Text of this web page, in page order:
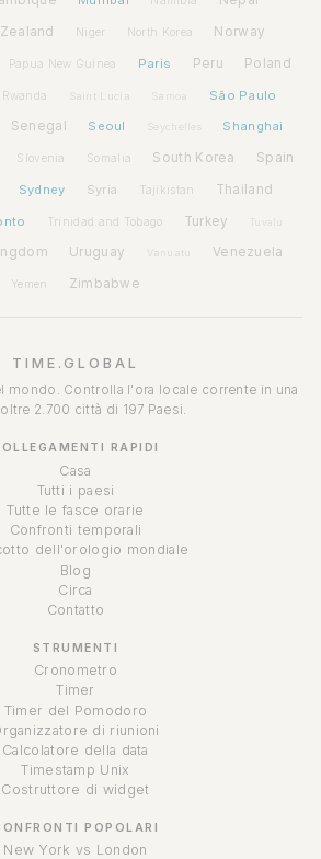
Niger North Korea Norway
Papua New Guinea Paris Peru Poland
Rwanda Saint Lucia Samoa São Paulo
Senegal Seoul Seychelles Shanghai
Slovenia Somalia South Korea Spain
Sydney Syria Tajikistan Thailand
Trinidad and Tobago Turkey Tuvalu
Uruguay Vanuatu Venezuela
Yemen Zimbabwe
TIME.GLOBAL
mondo. Controlla l'ora locale corrente in una
2.700 città di 197 Paesi.
RAPIDI
Casa
Tutti i paesi
Tutte le fasce orarie
Confronti temporali
dell'orologio mondiale
Blog
Circa
Contatto
STRUMENTI
Cronometro
Timer
Timer del Pomodoro
di riunioni
Calcolatore della data
Timestamp Unix
Costruttore di widget
POPOLARI
New York vs London